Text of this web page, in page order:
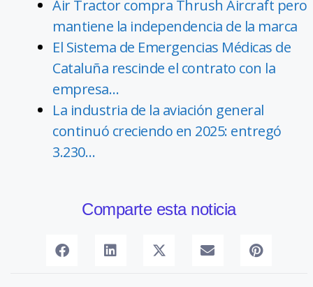
Air Tractor compra Thrush Aircraft pero
mantiene la independencia de la marca
El Sistema de Emergencias Médicas de
Cataluña rescinde el contrato con la
empresa…
La industria de la aviación general
continuó creciendo en 2025: entregó
3.230…
Comparte esta noticia